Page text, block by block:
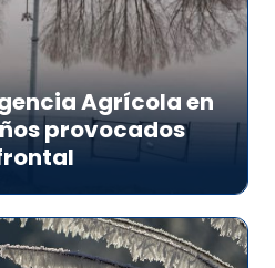
Agrícola en
provocados